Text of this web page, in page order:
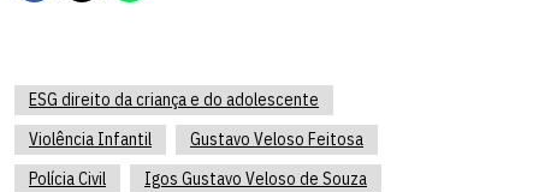
ESG direito da criança e do adolescente
Violência Infantil
Gustavo Veloso Feitosa
Polícia Civil
Igos Gustavo Veloso de Souza